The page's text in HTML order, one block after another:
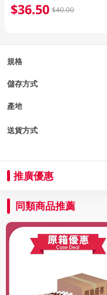
$36.50 $40.00
規格
儲存方式
產地
送貨方式
推廣優惠
同類商品推薦